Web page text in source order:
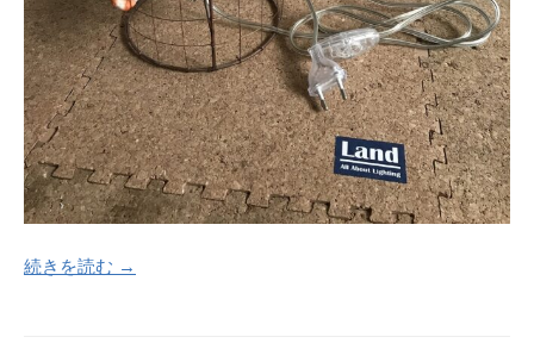
続きを読む →